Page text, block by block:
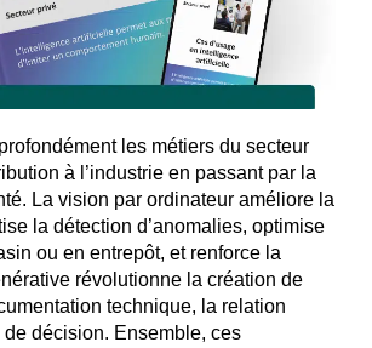
profondément les métiers du secteur
à l’industrie en passant par la
La vision par ordinateur améliore la
la détection d’anomalies, optimise
ou en entrepôt, et renforce la
révolutionne la création de
technique, la relation
décision. Ensemble, ces